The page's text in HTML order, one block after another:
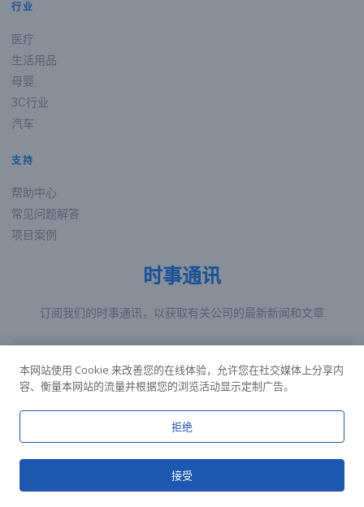
行业
医疗
生活用品
母婴
3C行业
汽车
支持
帮助中心
常见问题解答
项目案例
时事通讯
订阅我们的时事通讯，以获取有关公司的最新新闻和文章
版权所有©2024 中山市钜泰硅胶科技有限公司，保留所有权利
本网站使用 Cookie 来改善您的在线体验，允许您在社交媒体上分享内
容、衡量本网站的流量并根据您的浏览活动显示定制广告。
拒绝
接受